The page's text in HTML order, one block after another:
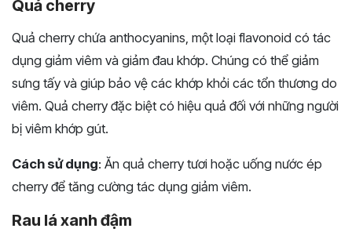
Quả cherry
Quả cherry chứa anthocyanins, một loại flavonoid có tác
dụng giảm viêm và giảm đau khớp. Chúng có thể giảm
sưng tấy và giúp bảo vệ các khớp khỏi các tổn thương do
viêm. Quả cherry đặc biệt có hiệu quả đối với những người
bị viêm khớp gút.
Cách sử dụng: Ăn quả cherry tươi hoặc uống nước ép
cherry để tăng cường tác dụng giảm viêm.
Rau lá xanh đậm